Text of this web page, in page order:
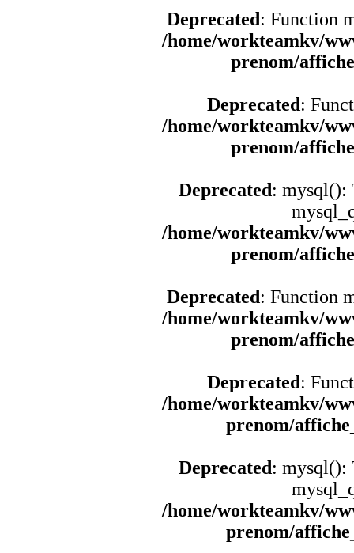
Deprecated: Function
/home/workteamkv/
prenom/
Deprecated:
/home/workteamkv/
prenom/
Deprecated: mysql():
/home/workteamkv/
prenom/
Deprecated: Function
/home/workteamkv/
prenom/
Deprecated:
/home/workteamkv/
prenom/
Deprecated: mysql():
/home/workteamkv/
prenom/